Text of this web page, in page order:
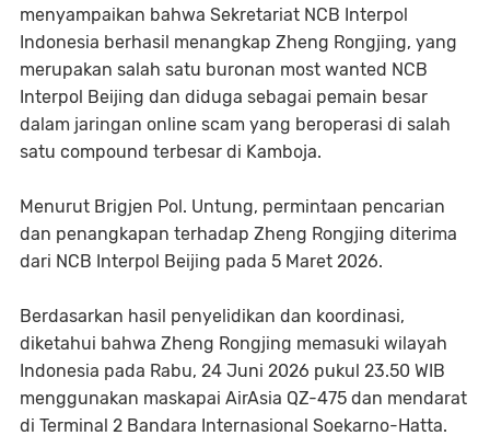
menyampaikan bahwa Sekretariat NCB Interpol
Indonesia berhasil menangkap Zheng Rongjing, yang
merupakan salah satu buronan most wanted NCB
Interpol Beijing dan diduga sebagai pemain besar
dalam jaringan online scam yang beroperasi di salah
satu compound terbesar di Kamboja.
Menurut Brigjen Pol. Untung, permintaan pencarian
dan penangkapan terhadap Zheng Rongjing diterima
dari NCB Interpol Beijing pada 5 Maret 2026.
Berdasarkan hasil penyelidikan dan koordinasi,
diketahui bahwa Zheng Rongjing memasuki wilayah
Indonesia pada Rabu, 24 Juni 2026 pukul 23.50 WIB
menggunakan maskapai AirAsia QZ-475 dan mendarat
di Terminal 2 Bandara Internasional Soekarno-Hatta.